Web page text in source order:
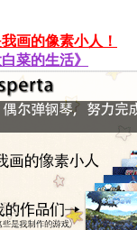
画的像素小人！
菜的生活》